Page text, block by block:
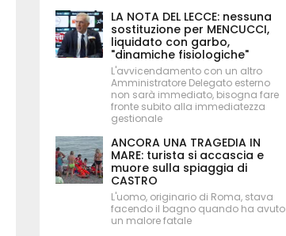
LA NOTA DEL LECCE: nessuna
sostituzione per MENCUCCI,
liquidato con garbo,
"dinamiche fisiologiche"
L'avvicendamento con un altro
Amministratore Delegato esterno
non sarà immediato, bisogna fare
fronte subito alla immediatezza
gestionale
ANCORA UNA TRAGEDIA IN
MARE: turista si accascia e
muore sulla spiaggia di
CASTRO
L'uomo, originario di Roma, stava
facendo il bagno quando ha avuto
un malore fatale